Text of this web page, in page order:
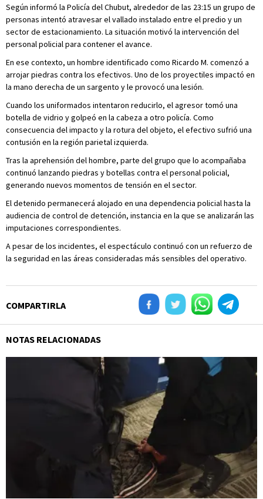
Según informó la Policía del Chubut, alrededor de las 23:15 un grupo de
personas intentó atravesar el vallado instalado entre el predio y un
sector de estacionamiento. La situación motivó la intervención del
personal policial para contener el avance.
En ese contexto, un hombre identificado como Ricardo M. comenzó a
arrojar piedras contra los efectivos. Uno de los proyectiles impactó en
la mano derecha de un sargento y le provocó una lesión.
Cuando los uniformados intentaron reducirlo, el agresor tomó una
botella de vidrio y golpeó en la cabeza a otro policía. Como
consecuencia del impacto y la rotura del objeto, el efectivo sufrió una
contusión en la región parietal izquierda.
Tras la aprehensión del hombre, parte del grupo que lo acompañaba
continuó lanzando piedras y botellas contra el personal policial,
generando nuevos momentos de tensión en el sector.
El detenido permanecerá alojado en una dependencia policial hasta la
audiencia de control de detención, instancia en la que se analizarán las
imputaciones correspondientes.
A pesar de los incidentes, el espectáculo continuó con un refuerzo de
la seguridad en las áreas consideradas más sensibles del operativo.
COMPARTIRLA
NOTAS RELACIONADAS